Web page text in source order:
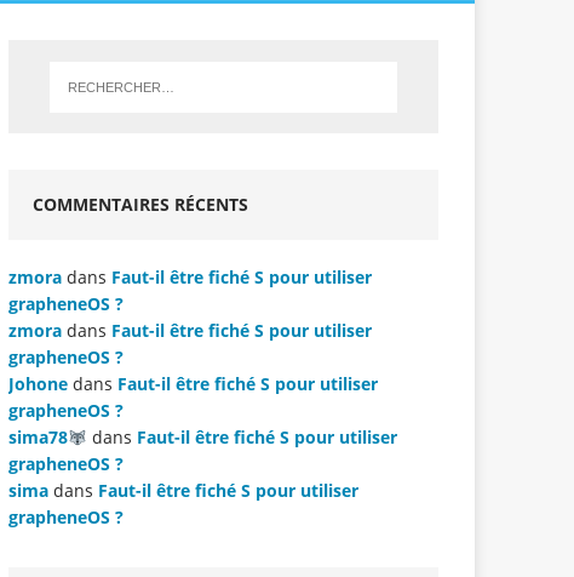
COMMENTAIRES RÉCENTS
zmora dans Faut-il être fiché S pour utiliser
grapheneOS ?
zmora dans Faut-il être fiché S pour utiliser
grapheneOS ?
Johone dans Faut-il être fiché S pour utiliser
grapheneOS ?
sima78
dans Faut-il être fiché S pour utiliser
grapheneOS ?
sima dans Faut-il être fiché S pour utiliser
grapheneOS ?